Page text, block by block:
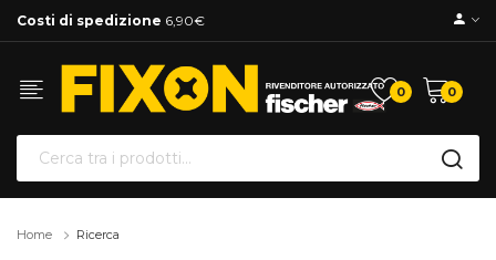
Costi di spedizione 6,90€
0 0
Home Ricerca